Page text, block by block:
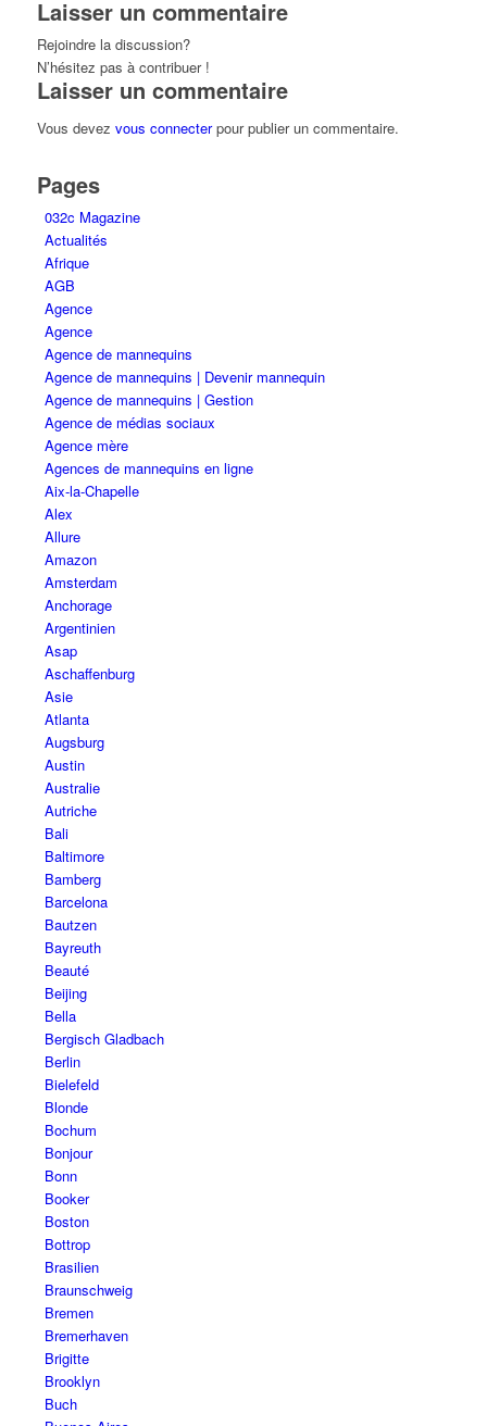
Laisser un commentaire
Rejoindre la discussion?
N’hésitez pas à contribuer !
Laisser un commentaire
Vous devez vous connecterpour publier un commentaire.
Pages
032c Magazine
Actualités
Afrique
AGB
Agence
Agence
Agence de mannequins
Agence de mannequins | Devenir mannequin
Agence de mannequins | Gestion
Agence de médias sociaux
Agence mère
Agences de mannequins en ligne
Aix-la-Chapelle
Alex
Allure
Amazon
Amsterdam
Anchorage
Argentinien
Asap
Aschaffenburg
Asie
Atlanta
Augsburg
Austin
Australie
Autriche
Bali
Baltimore
Bamberg
Barcelona
Bautzen
Bayreuth
Beauté
Beijing
Bella
Bergisch Gladbach
Berlin
Bielefeld
Blonde
Bochum
Bonjour
Bonn
Booker
Boston
Bottrop
Brasilien
Braunschweig
Bremen
Bremerhaven
Brigitte
Brooklyn
Buch